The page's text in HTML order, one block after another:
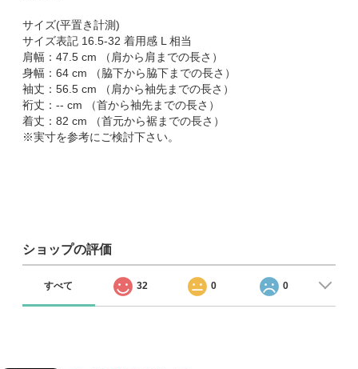
サイズ(平置き計測)
サイズ表記 16.5-32 着用感 L 相当
肩幅：47.5 cm （肩から肩までの長さ）
身幅：64 cm （脇下から脇下までの長さ）
袖丈：56.5 cm （肩から袖先までの長さ）
裄丈：-- cm （首から袖先までの長さ）
着丈：82 cm （首元から裾までの長さ）
※実寸を参考にご検討下さい。
ショップの評価
すべて 32 0 0